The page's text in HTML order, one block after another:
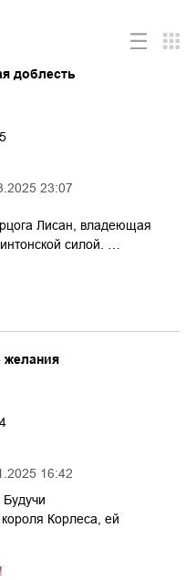
23:07
доблесть
Лисан, владеющая
силой. …
16:42
желания
Корлеса, ей